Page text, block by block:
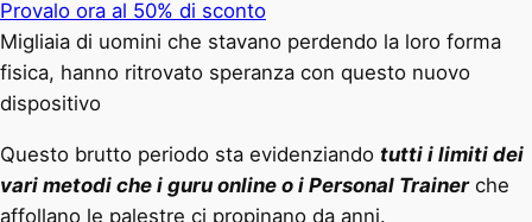
Provalo ora al 50% di sconto
Migliaia di uomini che stavano perdendo la loro forma
fisica, hanno ritrovato speranza con questo nuovo
dispositivo
Questo brutto periodo sta evidenziando tutti i limiti dei
vari metodi che i guru online o i Personal Trainerche
affollano le palestre ci propinano da anni.